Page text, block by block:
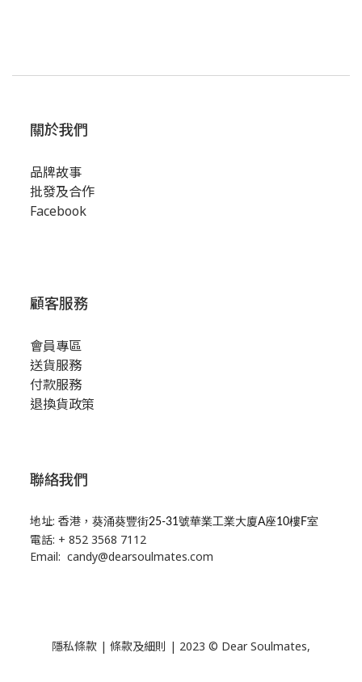
關於我們
品牌故事
批發及合作
Facebook
顧客服務
會員專區
送貨服務
付款服務
退換貨政策
聯絡我們
地址: 香港， 葵涌葵豐街25-31號華業工業大廈A座10樓F室
電話: + 852 3568 7112
Email: candy@dearsoulmates.com
隱私條款 | 條款及細則 | 2023 © Dear Soulmates,